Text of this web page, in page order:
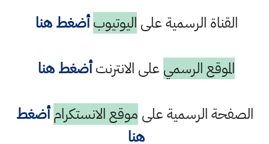
القناة الرسمية على اليوتيوب أضغط هنا
الموقع الرسمي على الانترنتأضغط هنا
الصفحة الرسمية على موقع الانستكرام أضغط
هنا